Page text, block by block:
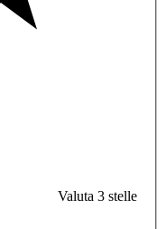
Valuta 3 stelle